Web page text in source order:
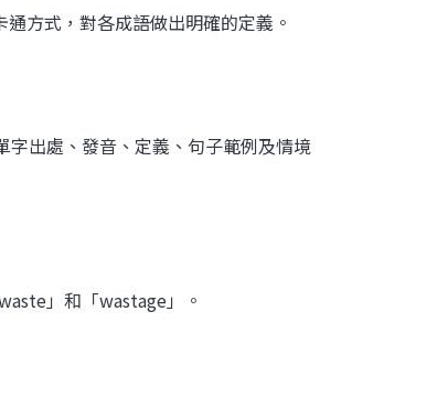
方式，對各成語做出明確的定義。
出處、發音、定義、句子範例及情境
」和「wastage」。